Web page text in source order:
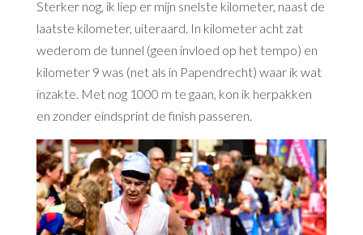
Sterker nog, ik liep er mijn snelste kilometer, naast de
laatste kilometer, uiteraard. In kilometer acht zat
wederom de tunnel (geen invloed op het tempo) en
kilometer 9 was (net als in Papendrecht) waar ik wat
inzakte. Met nog 1000 m te gaan, kon ik herpakken
en zonder eindsprint de finish passeren.